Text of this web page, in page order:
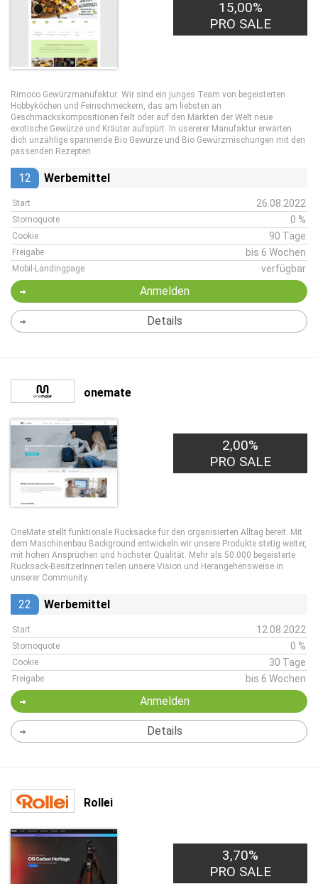
15,00%
PRO SALE
Rimoco Gewürzmanufaktur: Wir sind ein junges Team von begeisterten
Hobbyköchen und Feinschmeckern, das am liebsten an
Geschmackskompositionen feilt oder auf den Märkten der Welt neue
exotische Gewürze und Kräuter aufspürt. In usererer Manufaktur erwarten
dich unzählige spannende Bio Gewürze und Bio Gewürzmischungen mit den
passenden Rezepten.
12 Werbemittel
Start 26.08.2022
Stornoquote 0 %
Cookie 90 Tage
Freigabe bis 6 Wochen
Mobil-Landingpage verfügbar
Anmelden
Details
onemate
2,00%
PRO SALE
OneMate stellt funktionale Rucksäcke für den organisierten Alltag bereit. Mit
dem Maschinenbau Background entwickeln wir unsere Produkte stetig weiter,
mit hohen Ansprüchen und höchster Qualität. Mehr als 50.000 begeisterte
Rucksack-BesitzerInnen teilen unsere Vision und Herangehensweise in
unserer Community.
22 Werbemittel
Start 12.08.2022
Stornoquote 0 %
Cookie 30 Tage
Freigabe bis 6 Wochen
Anmelden
Details
Rollei
3,70%
PRO SALE